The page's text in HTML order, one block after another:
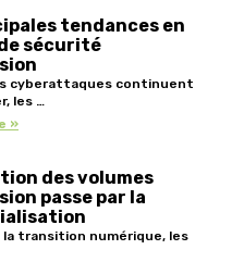
tendances en
sécurité
cyberattaques continuent
les …
»
des volumes
passe par la
la transition numérique, les